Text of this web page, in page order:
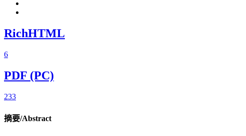
RichHTML
6
PDF (PC)
233
摘要/Abstract